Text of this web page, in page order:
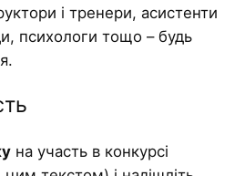
і тренери, асистенти
психологи тощо – будь
на участь в конкурсі